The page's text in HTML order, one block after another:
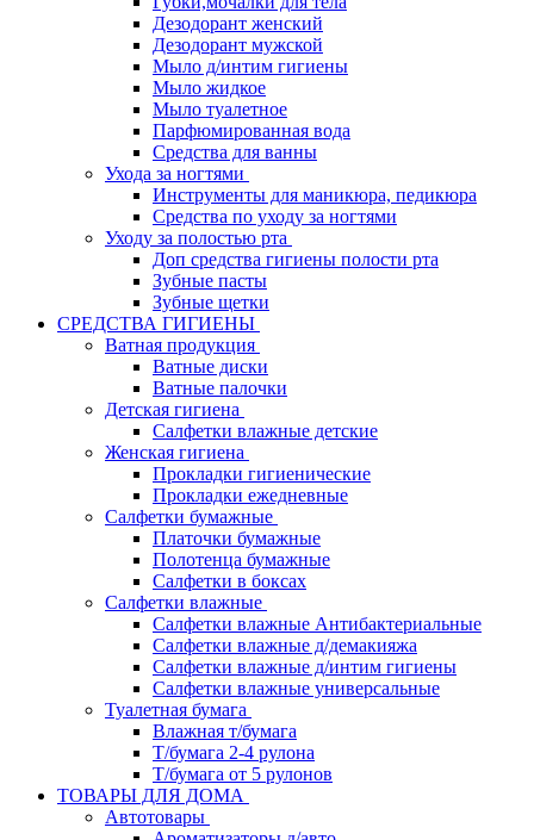
Дезодорант женский
Дезодорант мужской
Мыло д/интим гигиены
Мыло жидкое
Мыло туалетное
Парфюмированная вода
Средства для ванны
Ухода за ногтями
Инструменты для маникюра, педикюра
Средства по уходу за ногтями
Уходу за полостью рта
Доп средства гигиены полости рта
Зубные пасты
Зубные щетки
СРЕДСТВА ГИГИЕНЫ
Ватная продукция
Ватные диски
Ватные палочки
Детская гигиена
Салфетки влажные детские
Женская гигиена
Прокладки гигиенические
Прокладки ежедневные
Салфетки бумажные
Платочки бумажные
Полотенца бумажные
Салфетки в боксах
Салфетки влажные
Салфетки влажные Антибактериальные
Салфетки влажные д/демакияжа
Салфетки влажные д/интим гигиены
Салфетки влажные универсальные
Туалетная бумага
Влажная т/бумага
Т/бумага 2-4 рулона
Т/бумага от 5 рулонов
ТОВАРЫ ДЛЯ ДОМА
Автотовары